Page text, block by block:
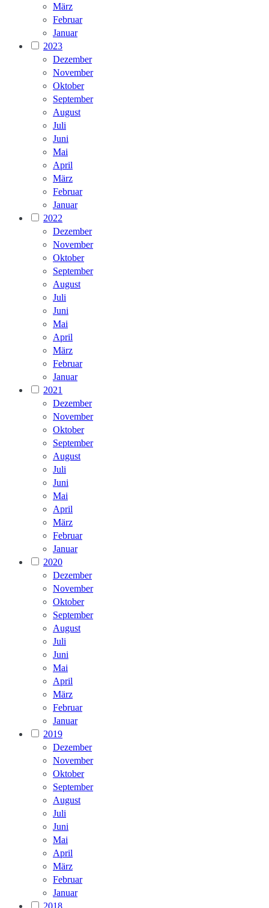
März
Februar
Januar
2023
Dezember
November
Oktober
September
August
Juli
Juni
Mai
April
März
Februar
Januar
2022
Dezember
November
Oktober
September
August
Juli
Juni
Mai
April
März
Februar
Januar
2021
Dezember
November
Oktober
September
August
Juli
Juni
Mai
April
März
Februar
Januar
2020
Dezember
November
Oktober
September
August
Juli
Juni
Mai
April
März
Februar
Januar
2019
Dezember
November
Oktober
September
August
Juli
Juni
Mai
April
März
Februar
Januar
2018